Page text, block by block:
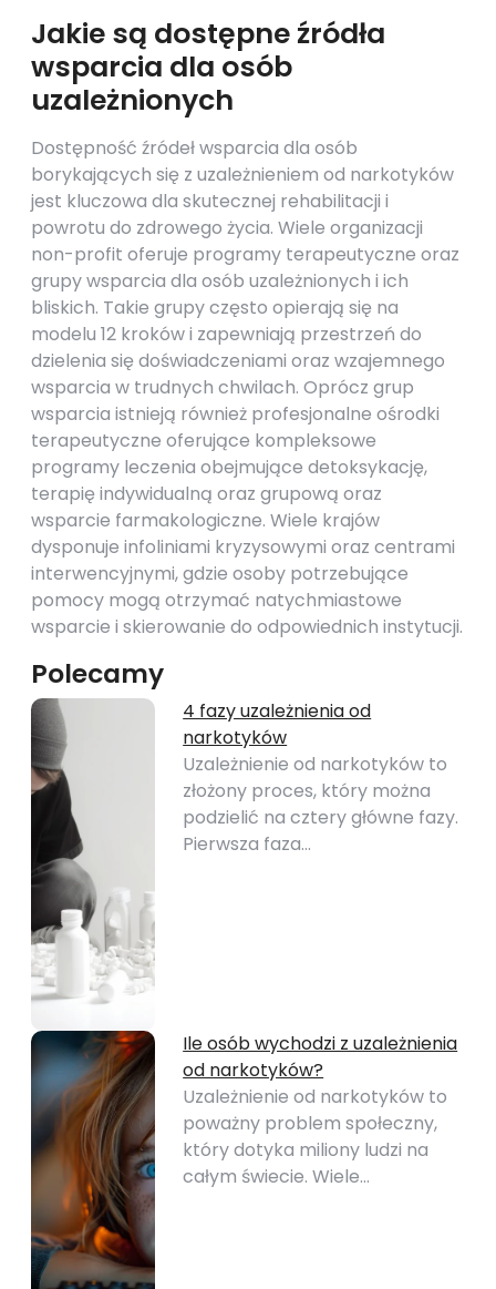
Jakie są dostępne źródła
wsparcia dla osób
uzależnionych
Dostępność źródeł wsparcia dla osób
borykających się z uzależnieniem od narkotyków
jest kluczowa dla skutecznej rehabilitacji i
powrotu do zdrowego życia. Wiele organizacji
non-profit oferuje programy terapeutyczne oraz
grupy wsparcia dla osób uzależnionych i ich
bliskich. Takie grupy często opierają się na
modelu 12 kroków i zapewniają przestrzeń do
dzielenia się doświadczeniami oraz wzajemnego
wsparcia w trudnych chwilach. Oprócz grup
wsparcia istnieją również profesjonalne ośrodki
terapeutyczne oferujące kompleksowe
programy leczenia obejmujące detoksykację,
terapię indywidualną oraz grupową oraz
wsparcie farmakologiczne. Wiele krajów
dysponuje infoliniami kryzysowymi oraz centrami
interwencyjnymi, gdzie osoby potrzebujące
pomocy mogą otrzymać natychmiastowe
wsparcie i skierowanie do odpowiednich instytucji.
Polecamy
4 fazy uzależnienia od
narkotyków
Uzależnienie od narkotyków to
złożony proces, który można
podzielić na cztery główne fazy.
Pierwsza faza…
Ile osób wychodzi z uzależnienia
od narkotyków?
Uzależnienie od narkotyków to
poważny problem społeczny,
który dotyka miliony ludzi na
całym świecie. Wiele…